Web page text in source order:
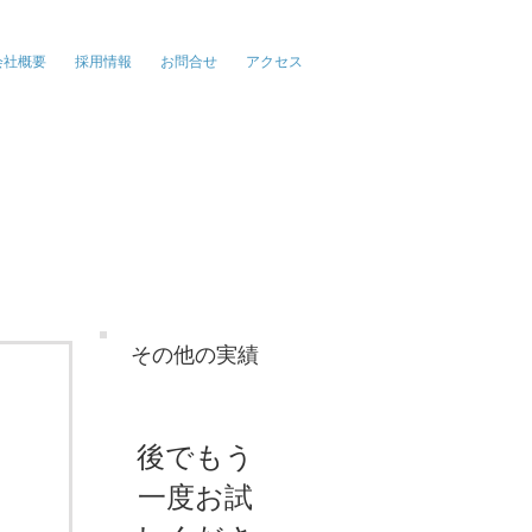
社概要 採用情報 お問合せ アクセス
その他の実績
後でもう
一度お試